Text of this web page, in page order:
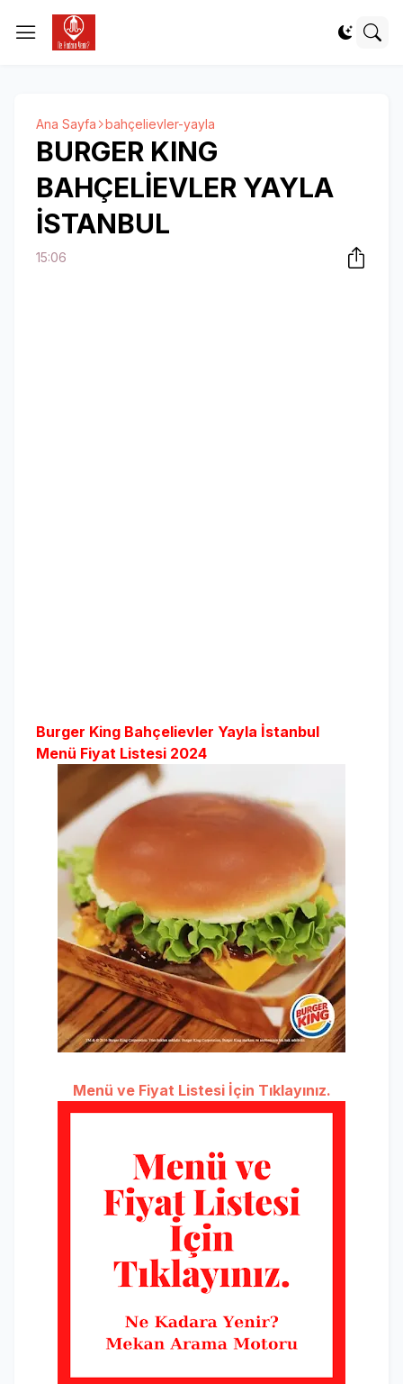
Ana Sayfa bahçelievler-yayla
BURGER KING
BAHÇELİEVLER YAYLA
İSTANBUL
15:06
Burger King Bahçelievler Yayla İstanbul
Menü Fiyat Listesi 2024
Menü ve Fiyat Listesi İçin Tıklayınız.